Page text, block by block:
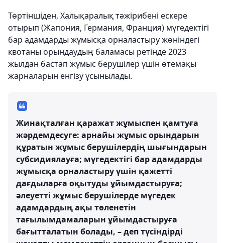
Төртіншіден, Халықаралық тәжірибені ескере
отырып (Жапония, Германия, Франция) мүгедектігі
бар адамдарды жұмысқа орналастыру жөніндегі
квотаны орындаудың баламасы ретінде 2023
жылдан бастап жұмыс берушілер үшін өтемақы
жарналарын енгізу ұсынылады.
Жинақталған қаражат жұмыспен қамтуға
жәрдемдесуге: арнайы жұмыс орындарын
құратын жұмыс берушілердің шығындарын
субсидиялауға; мүгедектігі бар адамдарды
жұмысқа орналастыру үшін қажетті
дағдыларға оқытуды ұйымдастыруға;
әлеуетті жұмыс берушілерде мүгедек
адамдардың ақы төленетін
тағылымдамаларын ұйымдастыруға
бағытталатын болады, – деп түсіндірді